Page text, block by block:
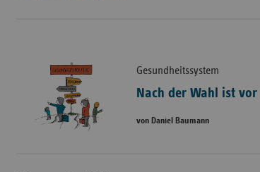
Gesundheitssystem
Nach der Wahl ist
von Daniel Baumann